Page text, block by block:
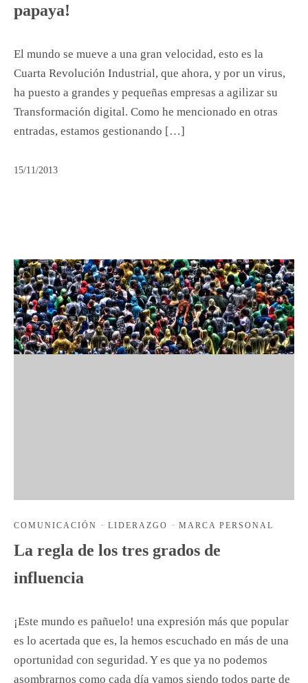
papaya!
El mundo se mueve a una gran velocidad, esto es la
Cuarta Revolución Industrial, que ahora, y por un virus,
ha puesto a grandes y pequeñas empresas a agilizar su
Transformación digital. Como he mencionado en otras
entradas, estamos gestionando […]
15/11/2013
COMUNICACIÓN · LIDERAZGO · MARCA PERSONAL
La regla de los tres grados de
influencia
¡Este mundo es pañuelo! una expresión más que popular
es lo acertada que es, la hemos escuchado en más de una
oportunidad con seguridad. Y es que ya no podemos
asombrarnos como cada día vamos siendo todos parte de